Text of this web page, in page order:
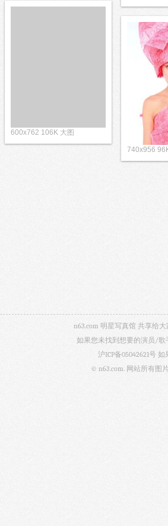
600x762 106K 大图
740x956
n63.com 明星写真馆 共享给
如果您未找到想要的演员/
沪ICP备05042621号 如
© n63.com. 网站所有图